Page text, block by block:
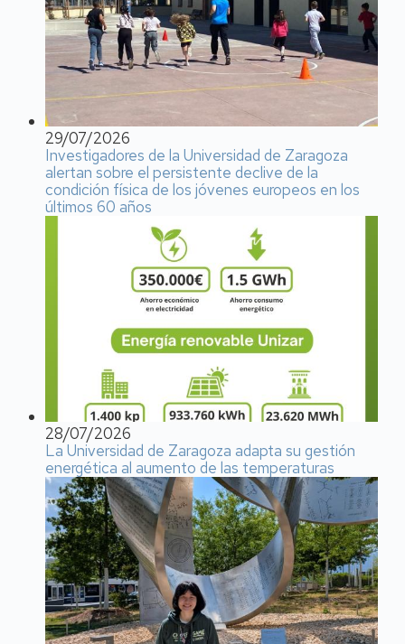
29/07/2026
Investigadores de la Universidad de Zaragoza
alertan sobre el persistente declive de la
condición física de los jóvenes europeos en los
últimos 60 años
28/07/2026
La Universidad de Zaragoza adapta su gestión
energética al aumento de las temperaturas